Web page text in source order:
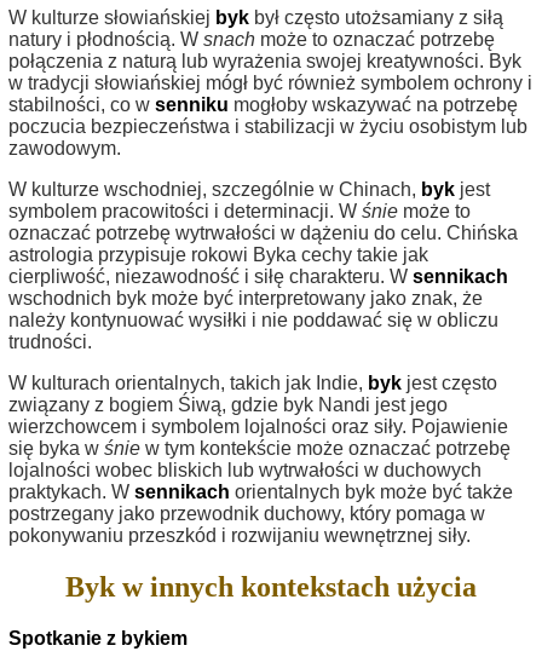
W kulturze słowiańskiej byk był często utożsamiany z siłą
natury i płodnością. W snach może to oznaczać potrzebę
połączenia z naturą lub wyrażenia swojej kreatywności. Byk
w tradycji słowiańskiej mógł być również symbolem ochrony i
stabilności, co w senniku mogłoby wskazywać na potrzebę
poczucia bezpieczeństwa i stabilizacji w życiu osobistym lub
zawodowym.
W kulturze wschodniej, szczególnie w Chinach, byk jest
symbolem pracowitości i determinacji. W śnie może to
oznaczać potrzebę wytrwałości w dążeniu do celu. Chińska
astrologia przypisuje rokowi Byka cechy takie jak
cierpliwość, niezawodność i siłę charakteru. W sennikach
wschodnich byk może być interpretowany jako znak, że
należy kontynuować wysiłki i nie poddawać się w obliczu
trudności.
W kulturach orientalnych, takich jak Indie, byk jest często
związany z bogiem Śiwą, gdzie byk Nandi jest jego
wierzchowcem i symbolem lojalności oraz siły. Pojawienie
się byka w śnie w tym kontekście może oznaczać potrzebę
lojalności wobec bliskich lub wytrwałości w duchowych
praktykach. W sennikach orientalnych byk może być także
postrzegany jako przewodnik duchowy, który pomaga w
pokonywaniu przeszkód i rozwijaniu wewnętrznej siły.
Byk w innych kontekstach użycia
Spotkanie z bykiem